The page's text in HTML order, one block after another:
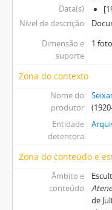
Data(s)
Nível de descrição
Dimensão e
suporte
1
Zona do contexto
Nome do
produtor
Entidade
detentora
Zona do conteúdo e
Âmbito e
conteúdo
de